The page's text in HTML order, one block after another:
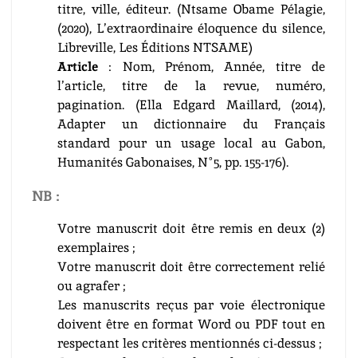
titre, ville, éditeur. (Ntsame Obame Pélagie,
(2020), L’extraordinaire éloquence du silence,
Libreville, Les Éditions NTSAME)
Article : Nom, Prénom, Année, titre de
l’article, titre de la revue, numéro,
pagination. (Ella Edgard Maillard, (2014),
Adapter un dictionnaire du Français
standard pour un usage local au Gabon,
Humanités Gabonaises, N°5, pp. 155-176).
NB :
Votre manuscrit doit être remis en deux (2)
exemplaires ;
Votre manuscrit doit être correctement relié
ou agrafer ;
Les manuscrits reçus par voie électronique
doivent être en format Word ou PDF tout en
respectant les critères mentionnés ci-dessus ;